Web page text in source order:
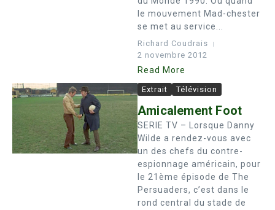
le mouvement Mad-chester
se met au service...
Richard Coudrais
2 novembre 2012
Read More
Extrait Télévision
Amicalement Foot
SERIE TV – Lorsque Danny
Wilde a rendez-vous avec
un des chefs du contre-
espionnage américain, pour
le 21ème épisode de The
Persuaders, c’est dans le
rond central du stade de